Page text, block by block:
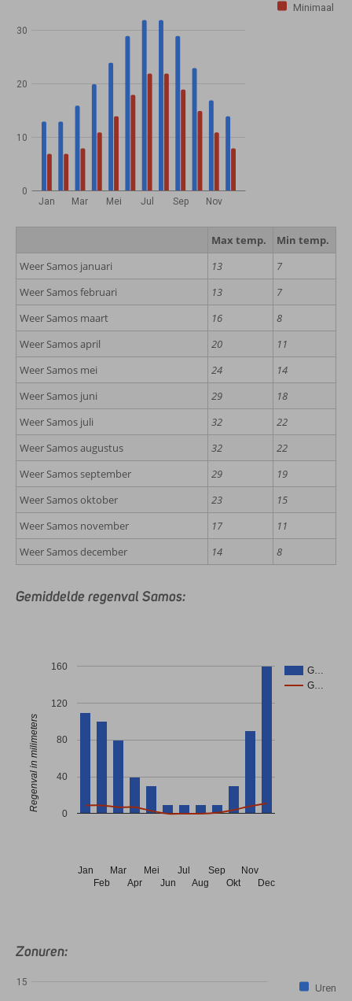
Minimaal
Jan Mar Mei Jul Sep Nov
0
10
20
30
Max temp.
Min temp.
Weer Samos januari
13
7
Weer Samos februari
13
7
Weer Samos maart
16
8
Weer Samos april
20
11
Weer Samos mei
24
14
Weer Samos juni
29
18
Weer Samos juli
32
22
Weer Samos augustus
32
22
Weer Samos september
29
19
Weer Samos oktober
23
15
Weer Samos november
17
11
Weer Samos december
14 8
Gemiddelde regenval Samos:
G…
G…
Jan
Feb
Mar
Apr
Mei
Jun
Jul
Aug
Sep
Okt
Nov
Dec
0
40
80
120
160
Regenval in milimeters
Zonuren:
Uren
15